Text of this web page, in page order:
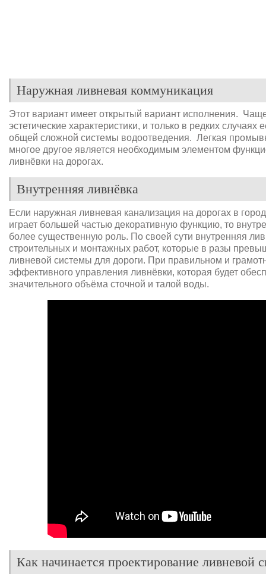
Наружная ливневая коммуникация
Этот вариант имеет открытый вариант исполнения.
эстетические характеристики, и только в редких
общей сложной системы водоотведения. Легкая
многое другое является необходимым элементом
ливнёвки на дорогах.
Внутренняя ливнёвка
Если наружная ливневая канализация на дорогах в
играет большей частью декоративную функцию, то
более существенную роль. По своей сути внутренняя
строительных и монтажных работ, которые в разы
ливневой системы для дороги. При правильном и
эффективного управления ливнёвки, которая будет
значительного объёма сточной и талой воды.
Как начинается проектирование ливневой